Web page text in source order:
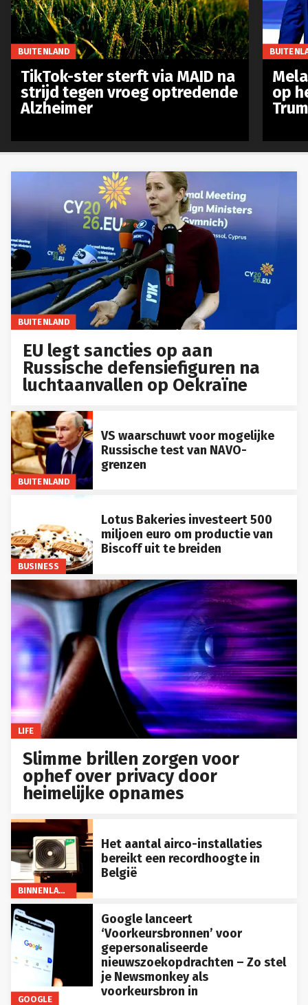
BUITENLAND
EU legt sancties op aan
Russische defensiefiguren na
luchtaanvallen op Oekraïne
BUITENLAND
VS waarschuwt voor mogelijke
Russische test van NAVO-
grenzen
BUSINESS
Lotus Bakeries investeert 500
miljoen euro om productie van
Biscoff uit te breiden
LIFE
Slimme brillen zorgen voor
ophef over privacy door
heimelijke opnames
BINNENLAND
Het aantal airco-installaties
bereikt een recordhoogte in
België
GOOGLE
Google lanceert
‘Voorkeursbronnen’ voor
gepersonaliseerde
nieuwszoekopdrachten – Zo stel
je Newsmonkey als
voorkeursbron in
BUITENLAND
TikTok-ster sterft via MAID na
strijd tegen vroeg optredende
Alzheimer
op